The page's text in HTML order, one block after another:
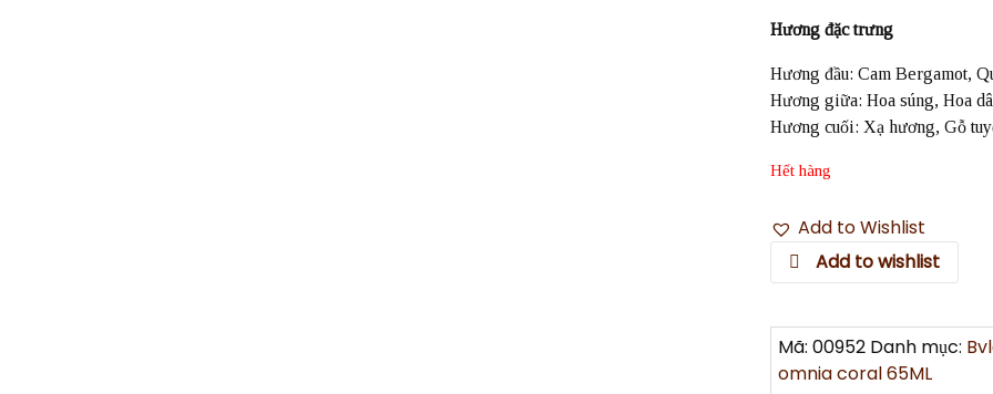
Hương đặc trưng
Hương đầu: Cam Bergamot,
Hương giữa: Hoa súng, Hoa
Hương cuối: Xạ hương, Gỗ
Hết hàng
Add to Wishlist
Add to wishlist
Mã:00952 Danh mục:
omnia coral 65ML